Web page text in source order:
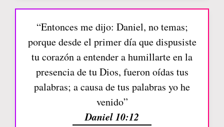
“Entonces me dijo: Daniel, no temas;
porque desde el primer día que dispusiste
tu corazón a entender a humillarte en la
presencia de tu Dios, fueron oídas tus
palabras; a causa de tus palabras yo he
venido”
Daniel 10:12